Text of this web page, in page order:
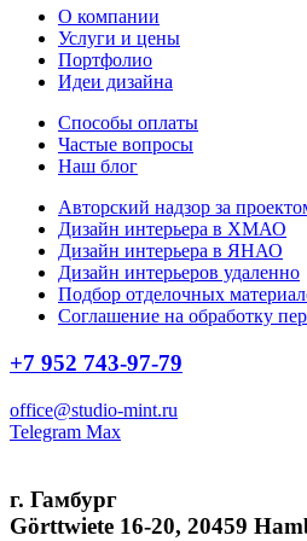
О компании
Услуги и цены
Портфолио
Идеи дизайна
Способы оплаты
Частые вопросы
Наш блог
Авторский надзор за
Дизайн интерьера в ХМАО
Дизайн интерьера в ЯНАО
Дизайн интерьеров удаленно
Подбор отделочных
Соглашение на обработку
+7 952 743-97-79
office@studio-mint.ru
Telegram Max
г. Гамбург
Görttwiete 16-20, 20459